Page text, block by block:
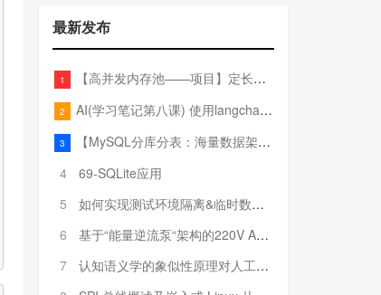
最新发布
1 【高并发内存池——项目】定长内存池——开胃小菜
2 AI(学习笔记第八课) 使用langchain的embedding models
3
【MySQL分库分表：海量数据架构的终极解决方案】
4
69-SQLite应用
5
如何实现测试环境隔离&临时数据库（pytest+SQLite）
6
基于“能量逆流泵“架构的220V AC至20V DC 300W高效电源设计
7
认知语义学的象似性原理对人工智能自然语言处理深层语义分析的影响与启示